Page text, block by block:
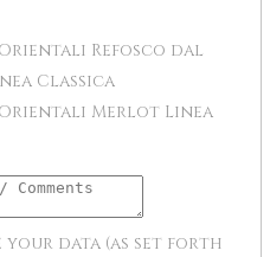
Refosco dal
Classica
Merlot Linea
your data (as set forth